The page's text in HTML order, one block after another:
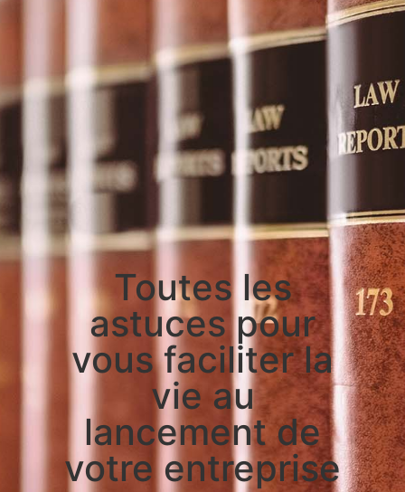
Toutes les
astuces pour
vous faciliter la
vie au
lancement de
votre entreprise